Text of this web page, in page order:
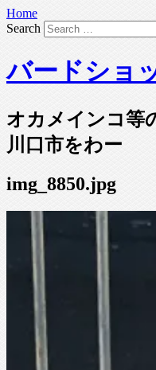
Home
Search
バードショ
オカメインコ
川口市をわー
img_8850.jpg